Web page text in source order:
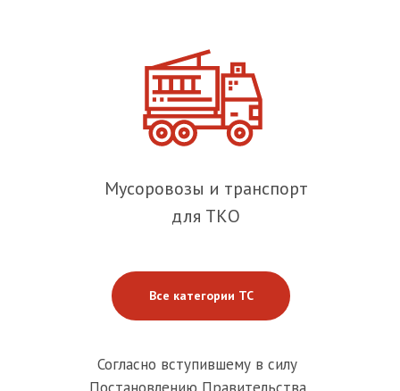
Мусоровозы и транспорт
для ТКО
Согласно вступившему в силу
Все категории ТС